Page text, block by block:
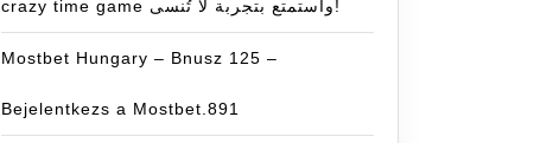
crazy time game واستمتع بتجربة لا تُنسى!
Mostbet Hungary – Bnusz 125 –
Bejelentkezs a Mostbet.891